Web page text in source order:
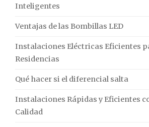
Inteligentes
Ventajas de las Bombillas LED
Instalaciones Eléctricas Eficientes
Residencias
Qué hacer si el diferencial salta
Instalaciones Rápidas y Eficientes
Calidad